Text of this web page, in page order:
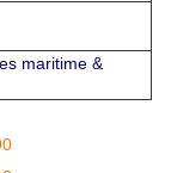
maritime &